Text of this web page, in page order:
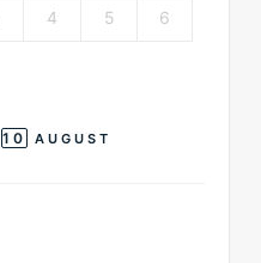
4 5 6
10 AUGUST